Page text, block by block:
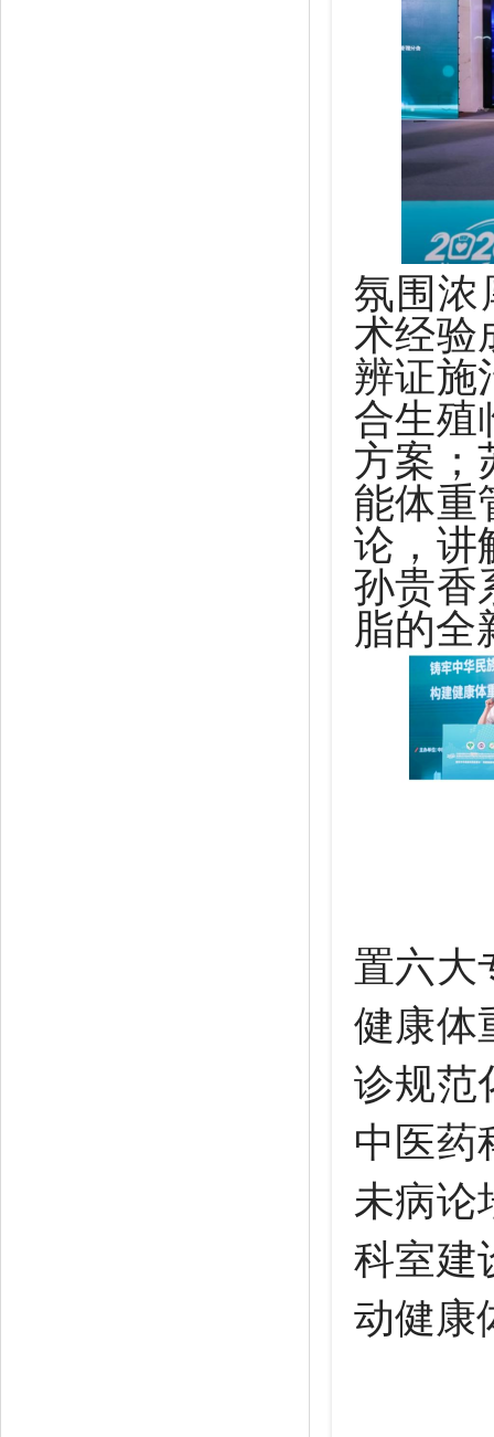
氛围浓
术经验
辨证施
合生殖
方案；
能体重
论，讲
孙贵香
脂的全
置六大
健康体
诊规范
中医药
未病论
科室建
动健康